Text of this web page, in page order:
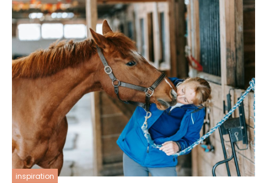
inspiration